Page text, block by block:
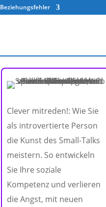
Beziehungsfehler
Clever mitreden!: Wie Sie
als introvertierte Person
die Kunst des Small-Talks
meistern. So entwickeln
Sie Ihre soziale
Kompetenz und verlieren
die Angst, mit neuen